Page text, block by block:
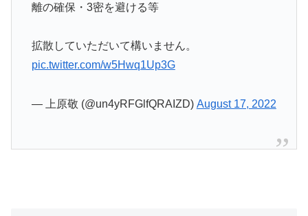
離の確保・3密を避ける等
拡散していただいて構いません。
pic.twitter.com/w5Hwq1Up3G
— 上原敬 (@un4yRFGlfQRAIZD) August 17, 2022